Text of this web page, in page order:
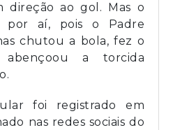
ao gol. Mas o
por aí, pois o Padre
chutou a bola, fez o
a torcida
foi registrado em
nas redes sociais do